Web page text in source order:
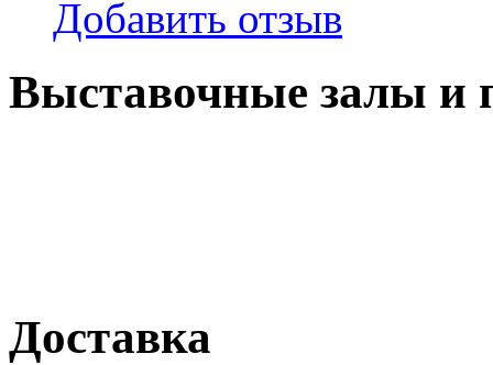
Добавить отзыв
Выставочные залы и
Доставка